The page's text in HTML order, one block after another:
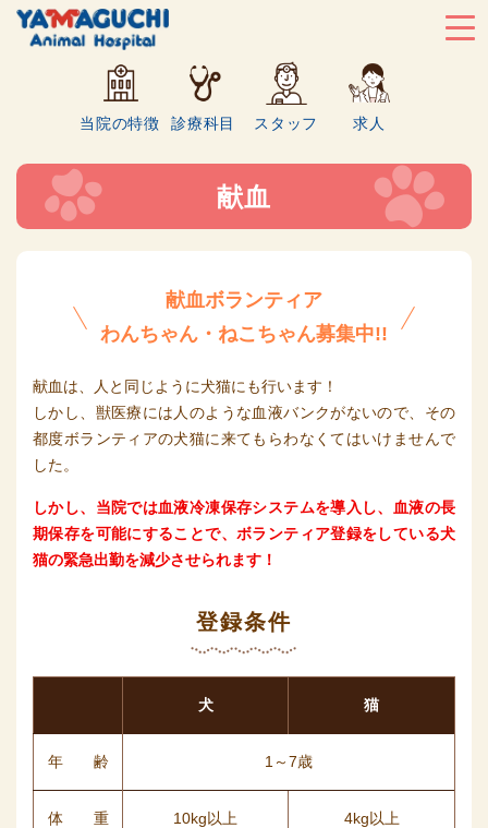
当院の特徴 診療科目 スタッフ 求人
献血
献血ボランティア
わんちゃん・ねこちゃん募集中!!
献血は、人と同じように犬猫にも行います！
しかし、獣医療には人のような血液バンクがないので、その
都度ボランティアの犬猫に来てもらわなくてはいけませんで
した。
しかし、当院では血液冷凍保存システムを導入し、血液の長
期保存を可能にすることで、ボランティア登録をしている犬
猫の緊急出勤を減少させられます！
登録条件
犬 猫
年 齢 1～7歳
体 重 10kg以上 4kg以上